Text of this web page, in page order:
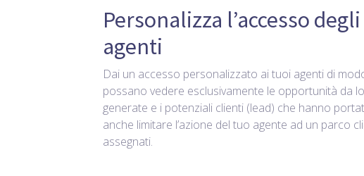
Personalizza l’accesso degli
agenti
Dai un accesso personalizzato ai tuoi agenti di
possano vedere esclusivamente le opportunità da
generate e i potenziali clienti (lead) che hanno
anche limitare l’azione del tuo agente ad un parco
assegnati.